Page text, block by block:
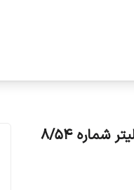
رنگ مو کاترومر گروه عسلی حجم 100 میلی لیتر شماره 8/54